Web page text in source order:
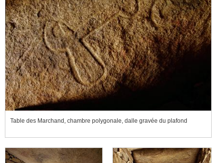
Table des Marchand, chambre polygonale, dalle gravée du plafond